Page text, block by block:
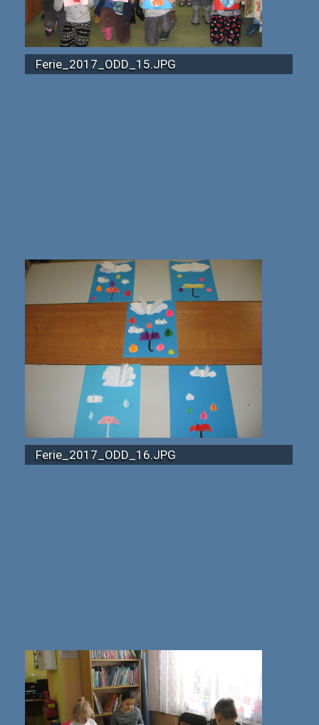
Ferie_2017_ODD_15.JPG
Ferie_2017_ODD_16.JPG